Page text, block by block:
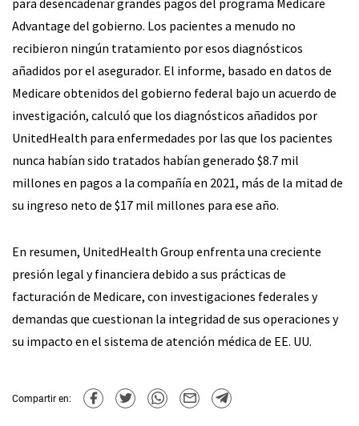
para desencadenar grandes pagos del programa Medicare
Advantage del gobierno. Los pacientes a menudo no
recibieron ningún tratamiento por esos diagnósticos
añadidos por el asegurador. El informe, basado en datos de
Medicare obtenidos del gobierno federal bajo un acuerdo de
investigación, calculó que los diagnósticos añadidos por
UnitedHealth para enfermedades por las que los pacientes
nunca habían sido tratados habían generado $8.7 mil
millones en pagos a la compañía en 2021, más de la mitad de
su ingreso neto de $17 mil millones para ese año.
En resumen, UnitedHealth Group enfrenta una creciente
presión legal y financiera debido a sus prácticas de
facturación de Medicare, con investigaciones federales y
demandas que cuestionan la integridad de sus operaciones y
su impacto en el sistema de atención médica de EE. UU.
Compartir en: